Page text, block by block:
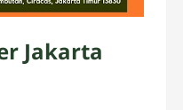
Jakarta